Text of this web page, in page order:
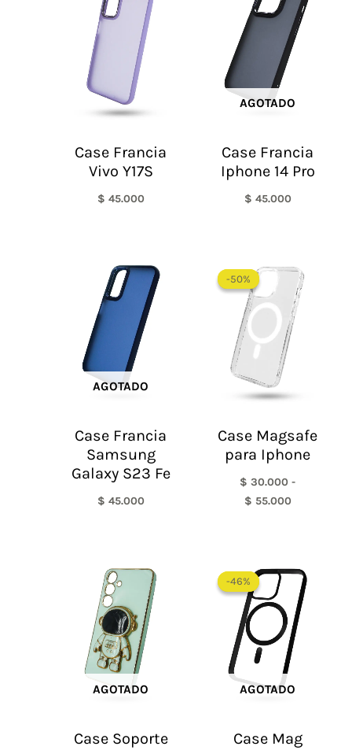
Case Francia
Vivo Y17S
$ 45.000
AGOTADO
Case Francia
Iphone 14 Pro
$ 45.000
AGOTADO
Case Francia
Samsung
Galaxy S23 Fe
$ 45.000
-50%
-50%
Case Magsafe
para Iphone
$ 30.000 -
$ 55.000
de
precios:
desde
$ 30.000
hasta
AGOTADO
Case Soporte
-46%
AGOTADO
-46%
Case Mag
precio
original
era:
$ 65.000.